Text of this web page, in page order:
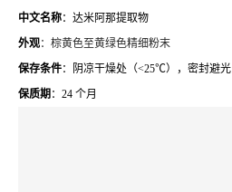
中文名称：达米阿那提取物
外观：棕黄色至黄绿色精细粉末
保存条件：阴凉干燥处（<25℃），密封避光
保质期 ：24 个月